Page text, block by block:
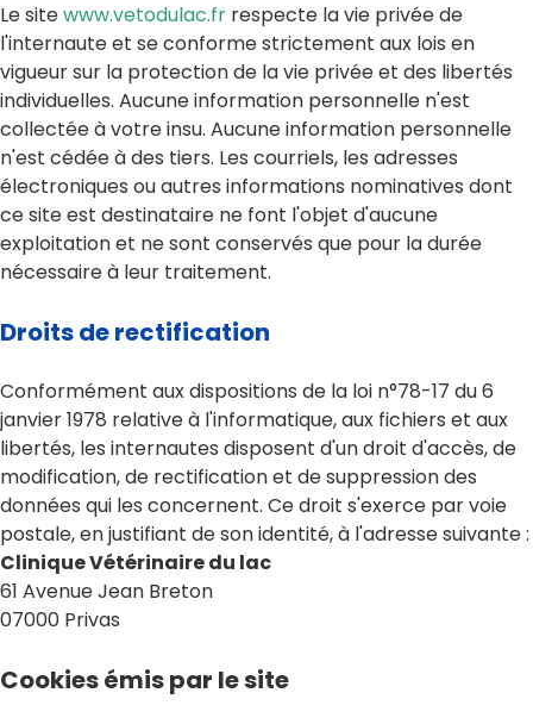
Le sitewww.vetodulac.fr respecte la vie privée de
l'internaute et se conforme strictement aux lois en
vigueur sur la protection de la vie privée et des libertés
individuelles. Aucune information personnelle n'est
collectée à votre insu. Aucune information personnelle
n'est cédée à des tiers. Les courriels, les adresses
électroniques ou autres informations nominatives dont
ce site est destinataire ne font l'objet d'aucune
exploitation et ne sont conservés que pour la durée
nécessaire à leur traitement.
Droits de rectification
Conformément aux dispositions de la loi n°78-17 du 6
janvier 1978 relative à l'informatique, aux fichiers et aux
libertés, les internautes disposent d'un droit d'accès, de
modification, de rectification et de suppression des
données qui les concernent. Ce droit s'exerce par voie
postale, en justifiant de son identité, à l'adresse suivante :
Clinique Vétérinaire du lac
61 Avenue Jean Breton
07000 Privas
Cookies émis par le site